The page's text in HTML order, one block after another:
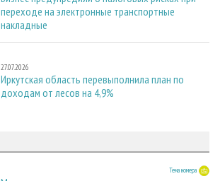
переходе на электронные транспортные
накладные
27.07.2026
Иркутская область перевыполнила план по
доходам от лесов на 4,9%
Тема номера